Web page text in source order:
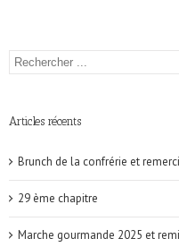
Articles récents
Brunch de la confrérie et
29 ème chapitre
Marche gourmande 2025 et